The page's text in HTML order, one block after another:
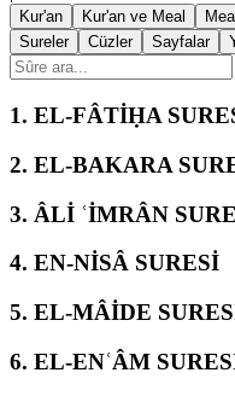
Kur'an Kur'an ve Meal
Meal
Sureler
Cüzler Sayfalar
1. EL-FÂTİḤA
2. EL-BAKARA
3. ÂLİ ʿİMRÂN
4. EN-NİSÂ SURESİ
5. EL-MÂİDE
6. EL-ENʿÂM